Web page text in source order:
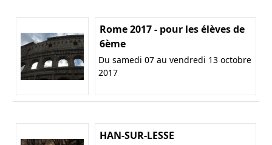
Rome 2017 - pour les élèves de
6ème
Du samedi 07 au vendredi 13 octobre
2017
HAN-SUR-LESSE